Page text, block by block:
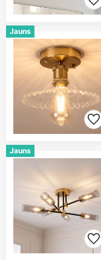
Jauns
Jauns